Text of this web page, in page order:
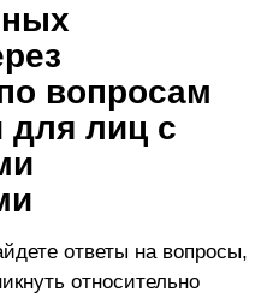
вопросам
для лиц с
ответы на вопросы,
относительно